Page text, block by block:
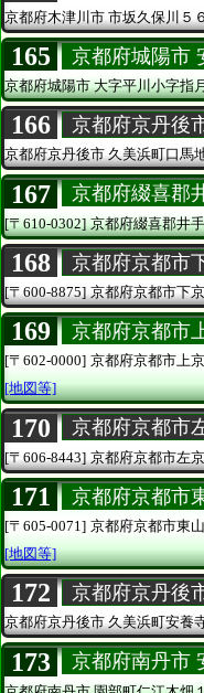
京都府木津川市 市坂久保川５
165 京都府城陽市
京都府城陽市大字平川小字指
166 京都府京丹後
京都府京丹後市久美浜町口馬
167 京都府綴喜郡
[〒610-0302] 京都府綴喜郡井
168 京都府京都市
[〒600-8875] 京都府京都市下
169 京都府京都市
[〒602-0000] 京都府京都市上
[地図等]
170 京都府京都市
[〒606-8443] 京都府京都市左
171 京都府京都市
[〒605-0071] 京都府京都市東
[地図等]
172 京都府京丹後
京都府京丹後市久美浜町安養
173 京都府南丹市